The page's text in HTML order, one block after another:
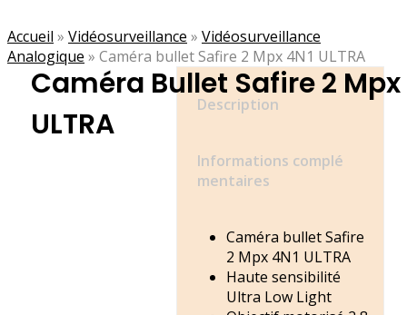
Accueil » Vidéosurveillance » Vidéosurveillance
Analogique » Caméra bullet Safire 2 Mpx 4N1 ULTRA
Caméra Bullet Safire 2 Mpx
ULTRA
Description
Informations complé
mentaires
Caméra bullet Safire
2 Mpx 4N1 ULTRA
Haute sensibilité
Ultra Low Light